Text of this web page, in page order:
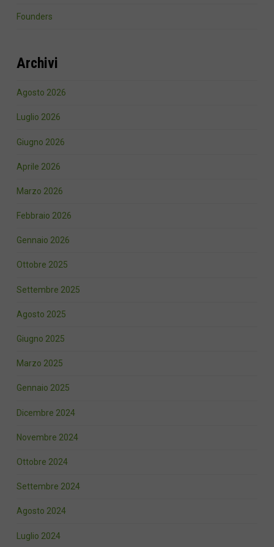
Founders
Archivi
Agosto 2026
Luglio 2026
Giugno 2026
Aprile 2026
Marzo 2026
Febbraio 2026
Gennaio 2026
Ottobre 2025
Settembre 2025
Agosto 2025
Giugno 2025
Marzo 2025
Gennaio 2025
Dicembre 2024
Novembre 2024
Ottobre 2024
Settembre 2024
Agosto 2024
Luglio 2024